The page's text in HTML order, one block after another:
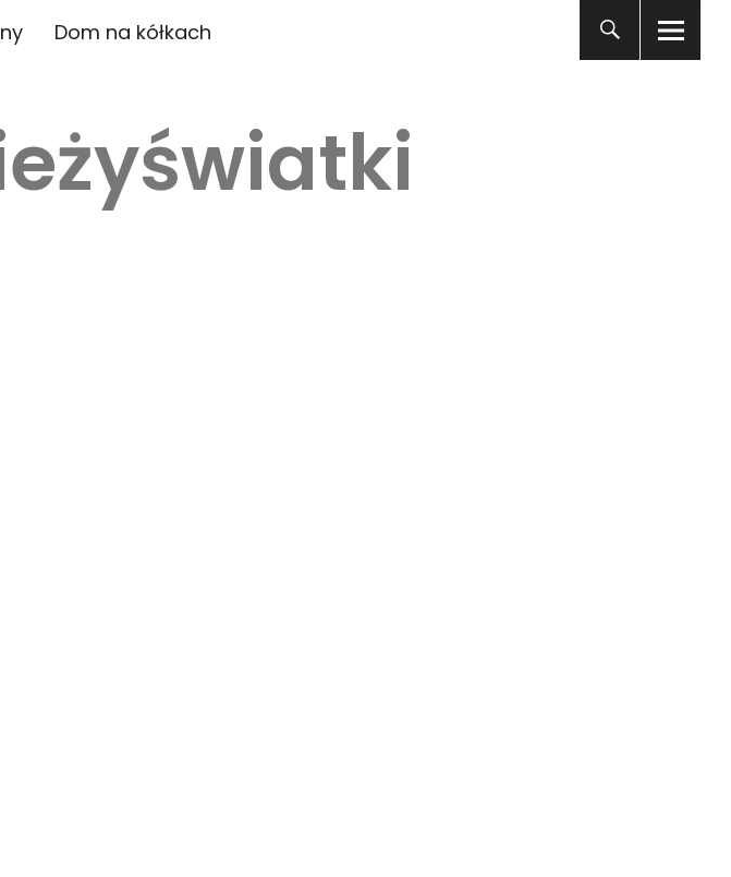
Dom na kółkach